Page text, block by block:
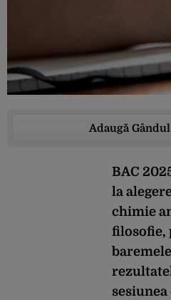
Adaugă
BAC
la
chimie
filosofie,
sesiunea